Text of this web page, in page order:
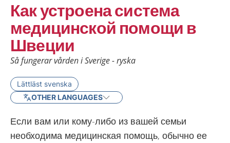
Как устроена система
медицинской помощи в
Швеции
Så fungerar vården i Sverige - ryska
Lättläst svenska
OTHER LANGUAGES
Если вам или кому-либо из вашей семьи
необходима медицинская помощь, обычно ее